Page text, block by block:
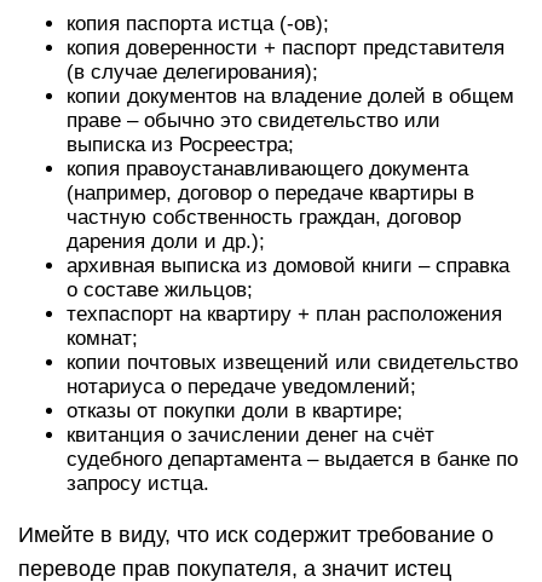
копия паспорта истца (-ов);
копия доверенности + паспорт представителя
(в случае делегирования);
копии документов на владение долей в общем
праве – обычно это свидетельство или
выписка из Росреестра;
копия правоустанавливающего документа
(например, договор о передаче квартиры в
частную собственность граждан, договор
дарения доли и др.);
архивная выписка из домовой книги – справка
о составе жильцов;
техпаспорт на квартиру + план расположения
комнат;
копии почтовых извещений или свидетельство
нотариуса о передаче уведомлений;
отказы от покупки доли в квартире;
квитанция о зачислении денег на счёт
судебного департамента – выдается в банке по
запросу истца.
Имейте в виду, что иск содержит требование о
переводе прав покупателя, а значит истец